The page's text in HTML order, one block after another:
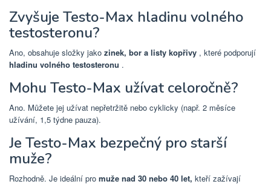
Zvyšuje Testo-Max hladinu volného
testosteronu?
Ano, obsahuje složky jako zinek, bor a listy kopřivy , které podporují
hladinu volného testosteronu .
Mohu Testo-Max užívat celoročně?
Ano. Můžete jej užívat nepřetržitě nebo cyklicky (např. 2 měsíce
užívání, 1,5 týdne pauza).
Je Testo-Max bezpečný pro starší
muže?
Rozhodně. Je ideální pro muže nad 30 nebo 40 let, kteří zažívají